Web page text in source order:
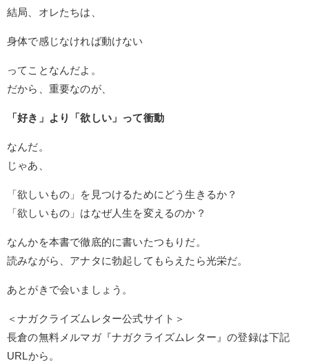
結局、オレたちは、
身体で感じなければ動けない
ってことなんだよ。
だから、重要なのが、
「好き」より「欲しい」って衝動
なんだ。
じゃあ、
「欲しいもの」を見つけるためにどう生きるか？
「欲しいもの」はなぜ人生を変えるのか？
なんかを本書で徹底的に書いたつもりだ。
読みながら、アナタに勃起してもらえたら光栄だ。
あとがきで会いましょう。
＜ナガクライズムレター公式サイト＞
長倉の無料メルマガ『ナガクライズムレター』の登録は下記
URLから。